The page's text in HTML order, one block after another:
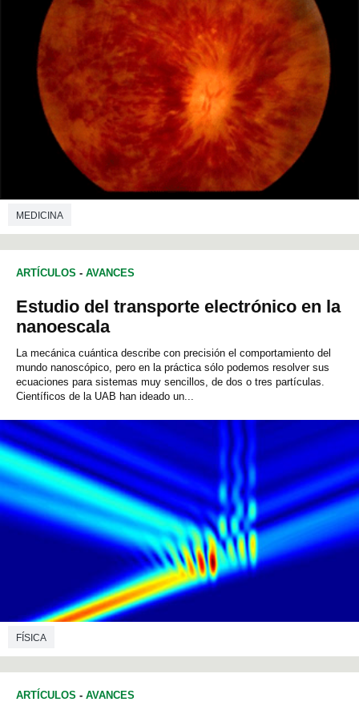
MEDICINA
ARTÍCULOS - AVANCES
Estudio del transporte electrónico en la
nanoescala
La mecánica cuántica describe con precisión el comportamiento del
mundo nanoscópico, pero en la práctica sólo podemos resolver sus
ecuaciones para sistemas muy sencillos, de dos o tres partículas.
Científicos de la UAB han ideado un...
FÍSICA
ARTÍCULOS - AVANCES